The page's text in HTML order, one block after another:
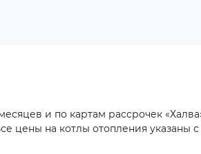
и по картам рассрочек
цены на котлы отопления указаны